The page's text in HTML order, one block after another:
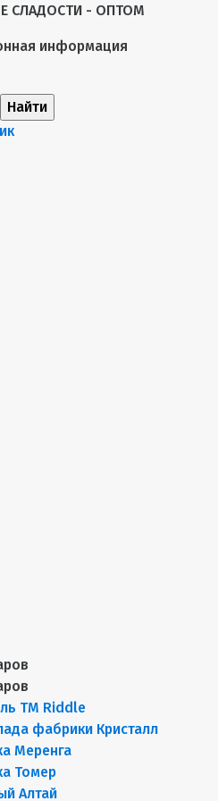
СЛАДОСТИ - ОПТОМ
информация
Найти
ТМ Riddle
фабрики Кристалл
Меренга
Томер
Алтай